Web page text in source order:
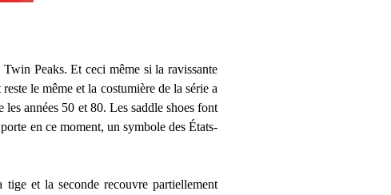
Peaks. Et ceci même si la ravissante
le même et la costumière de la série a
les années 50 et 80. Les saddle shoes font
en ce moment, un symbole des États-
tige et la seconde recouvre partiellement